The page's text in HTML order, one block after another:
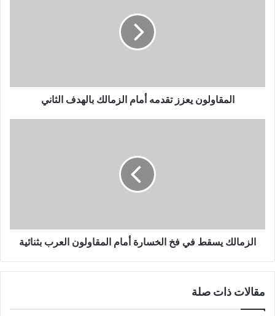
المقاولون يعزز تقدمه أمام الزمالك بالهدف الثاني
الزمالك يسقط في فخ الخسارة أمام المقاولون العرب بثنائية
مقالات ذات صلة